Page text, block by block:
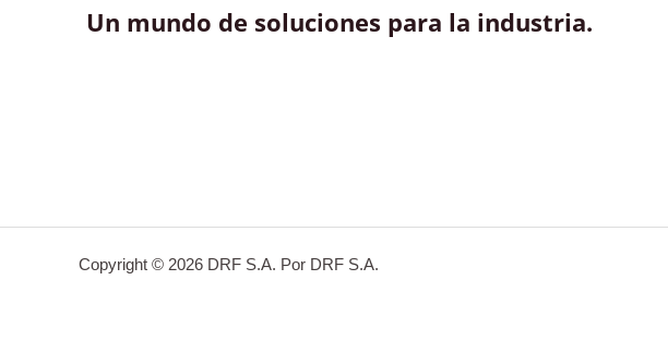
Un mundo de soluciones para la industria.
Copyright © 2026 DRF S.A. Por DRF S.A.